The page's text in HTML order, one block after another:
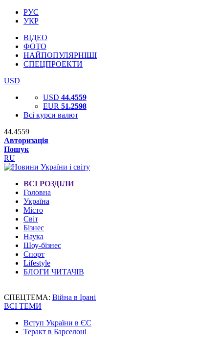
РУС
УКР
ВІДЕО
ФОТО
НАЙПОПУЛЯРНІШІ
СПЕЦПРОЕКТИ
USD
USD 44.4559
EUR 51.2598
Всі курси валют
44.4559
Авторизація
Пошук
RU
ВСІ РОЗДІЛИ
Головна
Україна
Місто
Світ
Бізнес
Наука
Шоу-бізнес
Спорт
Lifestyle
БЛОГИ ЧИТАЧІВ
СПЕЦТЕМА: Війна в Ірані
ВСІ ТЕМИ
Вступ України в ЄС
Теракт в Барселоні